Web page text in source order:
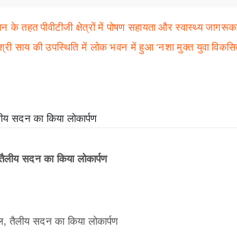
के तहत पीवीटीजी क्षेत्रों में पोषण सहायता और स्वास्थ्य
साय की उपस्थिति में लोक भवन में हुआ ‘नशा मुक्त युवा
सदन का किया लोकार्पण